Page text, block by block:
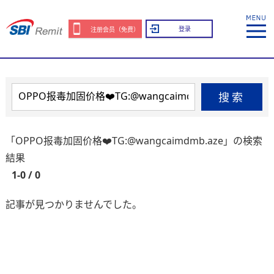
注册会员（免费） 登录
搜索
「OPPO报毒加固价格❤️TG:@wangcaimdmb.aze」の検索
結果
1-0 / 0
記事が見つかりませんでした。